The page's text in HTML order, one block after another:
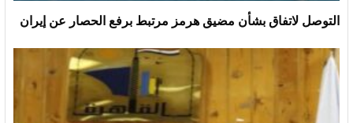
التوصل لاتفاق بشأن مضيق هرمز مرتبط برفع الحصار عن إيران